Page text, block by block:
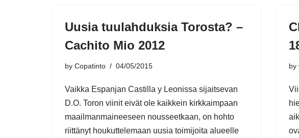
Uusia tuulahduksia Torosta? –
Cachito Mio 2012
by Copatinto 04/05/2015
Vaikka Espanjan Castilla y Leonissa sijaitsevan
D.O. Toron viinit eivät ole kaikkein kirkkaimpaan
maailmanmaineeseen nousseetkaan, on hohto
riittänyt houkuttelemaan uusia toimijoita alueelle
by